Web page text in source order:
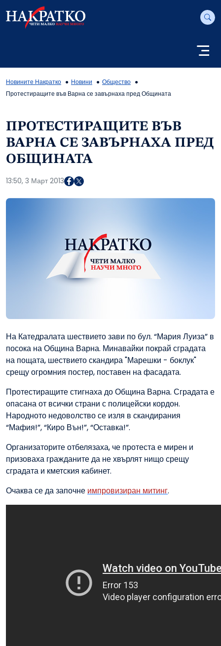
Новините Накратко Новини
Общество
Протестиращите във Варна се завърнаха пред Общината
ПРОТЕСТИРАЩИТЕ ВЪВ
ВАРНА СЕ ЗАВЪРНАХА ПРЕД
ОБЩИНАТА
13:50, 3 Март 2013
На Катедралата шествието зави по бул. “Мария Луиза” в
посока на Община Варна. Минавайки покрай сградата
на пощата, шествието скандира "Марешки - боклук"
срещу огромния постер, поставен на фасадата.
Протестиращите стигнаха до Община Варна. Сградата е
опасана от всички страни с полицейски кордон.
Народното недоволство се изля в скандирания
“Мафия!”, “Киро Вън!”, “Оставка!”.
Организаторите отбелязаха, че протеста е мирен и
призоваха гражданите да не хвърлят нищо срещу
сградата и кметския кабинет.
Очаква се да започне импровизиран митинг.